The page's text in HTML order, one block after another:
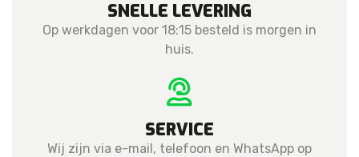
SNELLE LEVERING
Op werkdagen voor 18:15 besteld is morgen in
huis.
SERVICE
Wij zijn via e-mail, telefoon en WhatsApp op